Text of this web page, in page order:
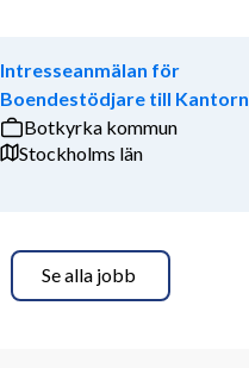
Intresseanmälan för
Boendestödjare till Kantorn
Botkyrka kommun
Stockholms län
Se alla jobb